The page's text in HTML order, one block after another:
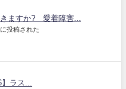
ますか? 愛着障害...
投稿された
ラス...